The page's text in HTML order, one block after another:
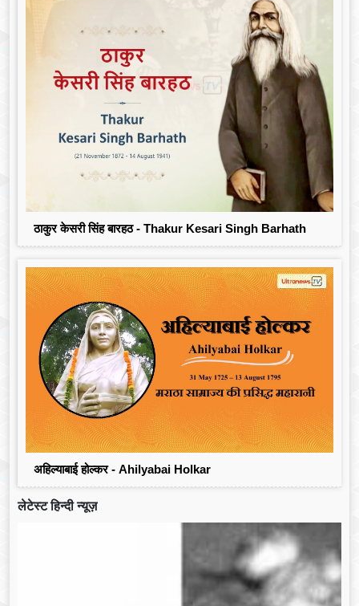
ठाकुर केसरी सिंह बारहठ - Thakur Kesari Singh Barhath
अहिल्याबाई होल्कर - Ahilyabai Holkar
लेटेस्ट हिन्दी न्यूज़